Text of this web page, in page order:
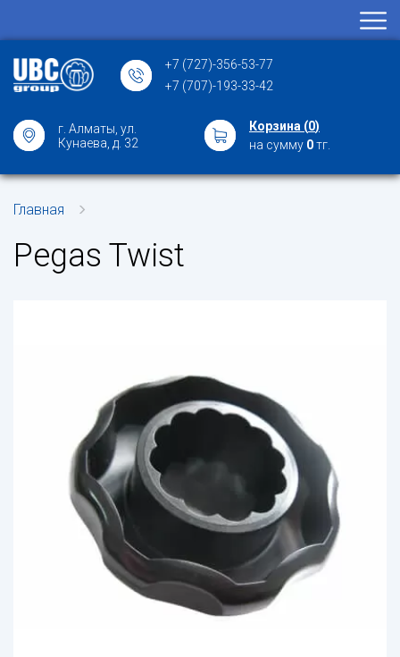
+7 (727)-356-53-77
+7 (707)-193-33-42
г. Алматы, ул.
Кунаева, д. 32
Корзина (0)
на сумму 0тг.
Главная
Pegas Twist